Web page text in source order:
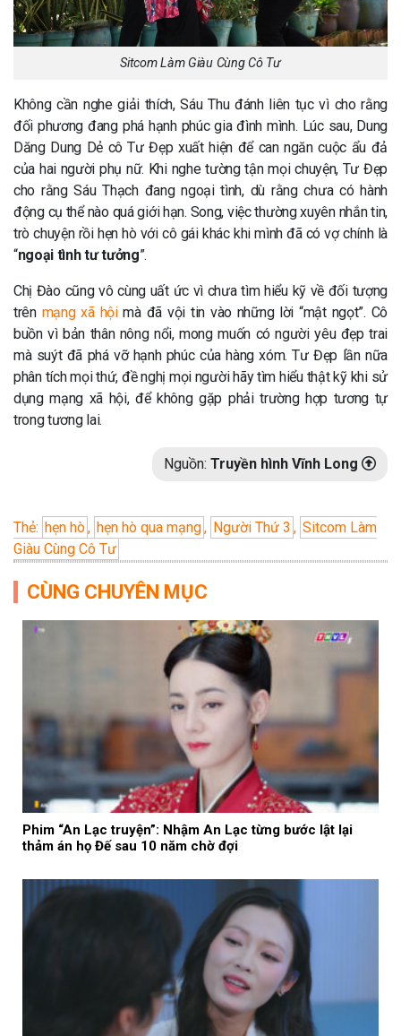
Sitcom Làm Giàu Cùng Cô Tư
Không cần nghe giải thích, Sáu Thu đánh liên tục vì cho rằng
đối phương đang phá hạnh phúc gia đình mình. Lúc sau, Dung
Dăng Dung Dẻ cô Tư Đẹp xuất hiện để can ngăn cuộc ẩu đả
của hai người phụ nữ. Khi nghe tường tận mọi chuyện, Tư Đẹp
cho rằng Sáu Thạch đang ngoại tình, dù rằng chưa có hành
động cụ thể nào quá giới hạn. Song, việc thường xuyên nhắn tin,
trò chuyện rồi hẹn hò với cô gái khác khi mình đã có vợ chính là
“ngoại tình tư tưởng”.
Chị Đào cũng vô cùng uất ức vì chưa tìm hiểu kỹ về đối tượng
trên mạng xã hộimà đã vội tin vào những lời “mật ngọt”. Cô
buồn vì bản thân nông nổi, mong muốn có người yêu đẹp trai
mà suýt đã phá vỡ hạnh phúc của hàng xóm. Tư Đẹp lần nữa
phân tích mọi thứ, đề nghị mọi người hãy tìm hiểu thật kỹ khi sử
dụng mạng xã hội, để không gặp phải trường hợp tương tự
trong tương lai.
Nguồn: Truyền hình Vĩnh Long
Thẻ: hẹn hò, hẹn hò qua mạng, Người Thứ 3 , Sitcom Làm
Giàu Cùng Cô Tư
CÙNG CHUYÊN MỤC
Phim “An Lạc truyện”: Nhậm An Lạc từng bước lật lại
thảm án họ Đế sau 10 năm chờ đợi